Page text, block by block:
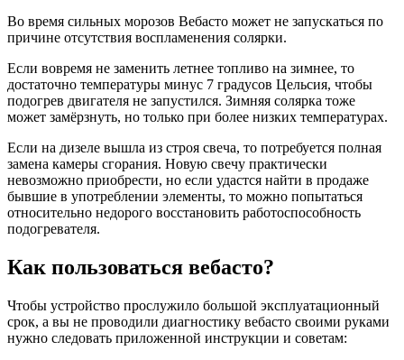
Во время сильных морозов Вебасто может не запускаться по
причине отсутствия воспламенения солярки.
Если вовремя не заменить летнее топливо на зимнее, то
достаточно температуры минус 7 градусов Цельсия, чтобы
подогрев двигателя не запустился. Зимняя солярка тоже
может замёрзнуть, но только при более низких температурах.
Если на дизеле вышла из строя свеча, то потребуется полная
замена камеры сгорания. Новую свечу практически
невозможно приобрести, но если удастся найти в продаже
бывшие в употреблении элементы, то можно попытаться
относительно недорого восстановить работоспособность
подогревателя.
Как пользоваться вебасто?
Чтобы устройство прослужило большой эксплуатационный
срок, а вы не проводили диагностику вебасто своими руками
нужно следовать приложенной инструкции и советам: